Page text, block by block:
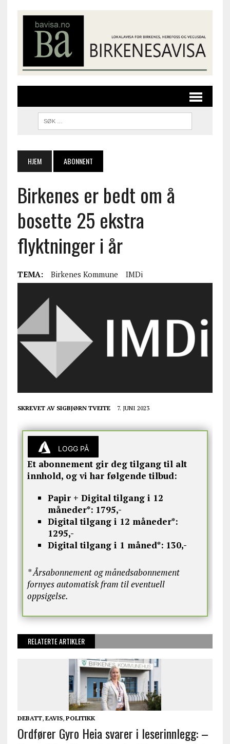
HJEM ABONNENT
Birkenes er bedt om å
bosette 25 ekstra
flyktninger i år
TEMA: Birkenes Kommune IMDi
SKREVET AV SIGBJØRN TVEITE 7. JUNI 2023
LOGG PÅ
Et abonnement gir deg tilgang til alt
innhold, og vi har følgende tilbud:
Papir + Digital tilgang i 12
måneder*: 1795,-
Digital tilgang i 12 måneder*:
1295,-
Digital tilgang i 1 måned*: 130,-
* Årsabonnement og månedsabonnement
fornyes automatisk fram til eventuell
oppsigelse.
RELATERTE ARTIKLER
DEBATT, EAVIS, POLITIKK
Ordfører Gyro Heia svarer i leserinnlegg: –